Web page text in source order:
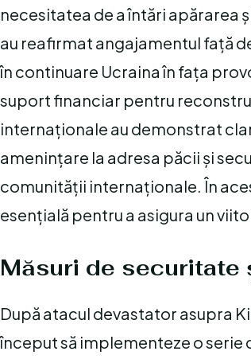
necesitatea de a întări apărarea
au reafirmat angajamentul față
în continuare Ucraina în fața
suport financiar pentru
internaționale au demonstrat
amenințare la adresa păcii și
comunității internaționale. În
esențială pentru a asigura un
Măsuri de securitate
După atacul devastator asupra
început să implementeze o serie